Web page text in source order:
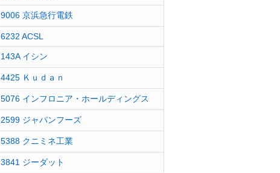
9006 京浜急行電鉄
6232 ACSL
143A イシン
4425 Ｋｕｄａｎ
5076 インフロニア・ホールディングス
2599 ジャパンフーズ
5388 クニミネ工業
3841 ジーダット